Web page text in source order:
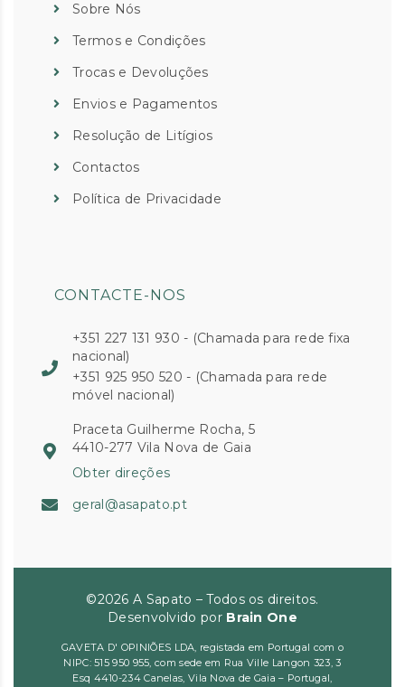
Sobre Nós
Termos e Condições
Trocas e Devoluções
Envios e Pagamentos
Resolução de Litígios
Contactos
Política de Privacidade
CONTACTE-NOS
+351 227 131 930 - (Chamada para rede fixa
nacional)
+351 925 950 520 - (Chamada para rede
móvel nacional)
Praceta Guilherme Rocha, 5
4410-277 Vila Nova de Gaia
Obter direções
geral@asapato.pt
©2026 A Sapato – Todos os direitos.
Desenvolvido por Brain One
GAVETA D' OPINIÕES LDA, registada em Portugal com o
NIPC: 515 950 955, com sede em Rua Ville Langon 323, 3
Esq 4410-234 Canelas, Vila Nova de Gaia – Portugal,